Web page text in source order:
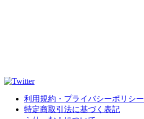
利用規約・プライバシーポリシー
特定商取引法に基づく表記